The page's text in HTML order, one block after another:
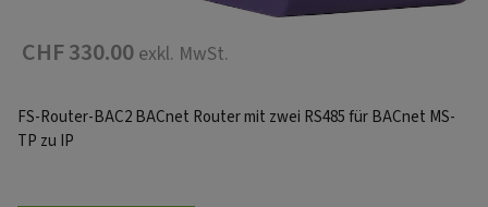
CHF 330.00 exkl. MwSt.
FS-Router-BAC2 BACnet Router mit zwei RS485 für BACnet MS-
TP zu IP